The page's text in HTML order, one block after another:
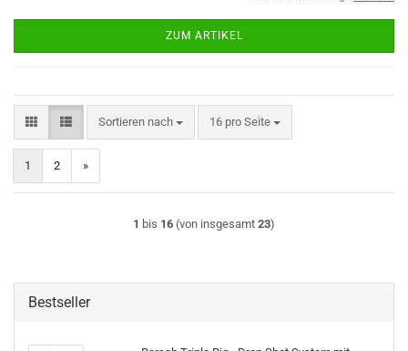
ZUM ARTIKEL
Sortieren nach
Sortieren nach 16 pro Seite
pro Seite
1 2 »
1 bis 16 (von insgesamt 23)
Bestseller